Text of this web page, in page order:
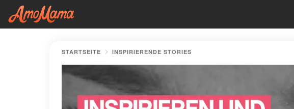
STARTSEITE INSPIRIERENDE STORIES